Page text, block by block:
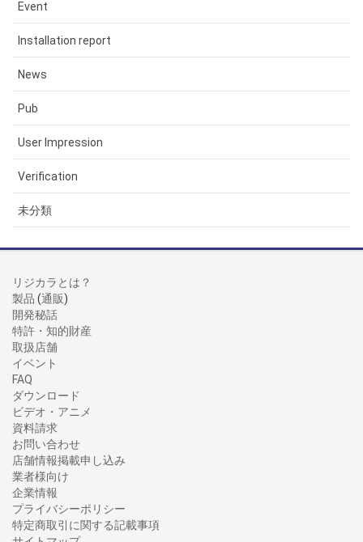
Event
Installation report
News
Pub
User Impression
Verification
未分類
リジカラとは？
製品 (通販 )
開発秘話
特許・知的財産
取扱店舗
イベント
FAQ
ダウンロード
ビデオ・アニメ
資料請求
お問い合わせ
店舗情報掲載申し込み
業者様向け
企業情報
プライバシーポリシー
特定商取引に関する記載事項